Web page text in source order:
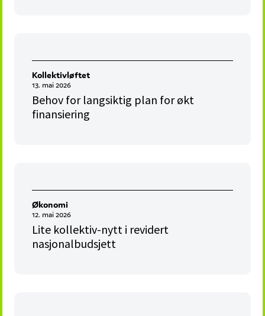
Kollektivløftet
13. mai 2026
Behov for langsiktig plan for økt
finansiering
Økonomi
12. mai 2026
Lite kollektiv-nytt i revidert
nasjonalbudsjett